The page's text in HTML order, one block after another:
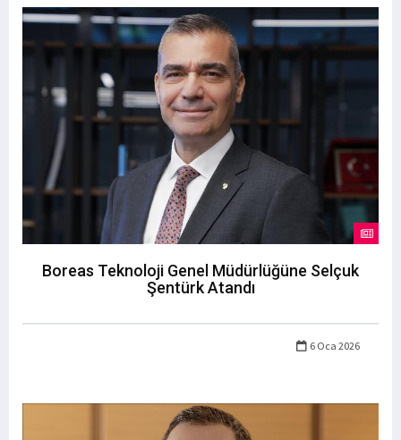
Boreas Teknoloji Genel Müdürlüğüne Selçuk
Şentürk Atandı
6 Oca 2026